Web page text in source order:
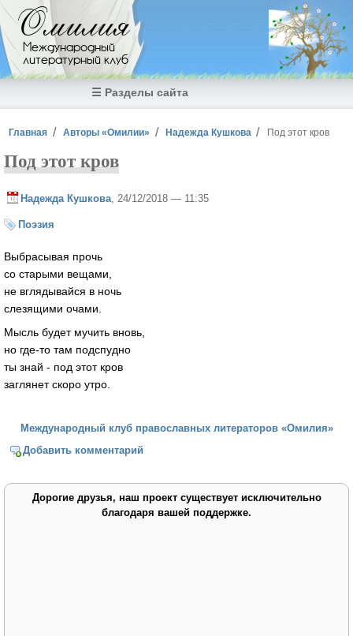
Перейти к основному содержанию
Омилия
Международный
литературный клуб
☰ Разделы сайта
Вы здесь
Главная Авторы «Омилии» Надежда Кушкова Под этот кров
Под этот кров
Надежда Кушкова , 24/12/2018 — 11:35
Поэзия
Выбрасывая прочь
со старыми вещами,
не вглядывайся в ночь
слезящими очами.
Мысль будет мучить вновь,
но где-то там подспудно
ты знай - под этот кров
заглянет скоро утро.
Международный клуб православных литераторов «Омилия»
Добавить комментарий
Дорогие друзья, наш проект существует исключительно
благодаря вашей поддержке.